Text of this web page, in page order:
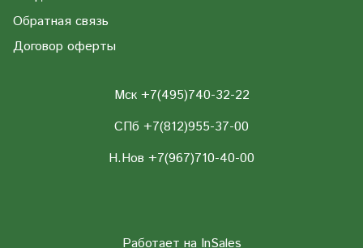
Обратная связь
Договор оферты
Мск +7(495)740-32-22
СПб +7(812)955-37-00
Н.Нов +7(967)710-40-00
Работает на InSales